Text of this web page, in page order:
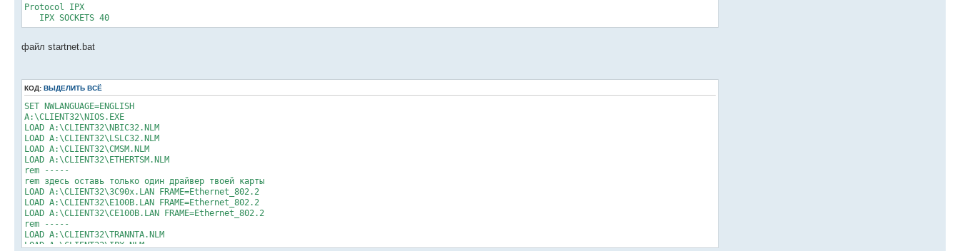
Protocol IPX
IPX SOCKETS 40
файл startnet.bat
КОД: ВЫДЕЛИТЬ ВСЁ
SET NWLANGUAGE=ENGLISH
A:\CLIENT32\NIOS.EXE
LOAD A:\CLIENT32\NBIC32.NLM
LOAD A:\CLIENT32\LSLC32.NLM
LOAD A:\CLIENT32\CMSM.NLM
LOAD A:\CLIENT32\ETHERTSM.NLM
rem -----
rem здесь оставь только один драйвер твоей карты
LOAD A:\CLIENT32\3C90x.LAN FRAME=Ethernet_802.2
LOAD A:\CLIENT32\E100B.LAN FRAME=Ethernet_802.2
LOAD A:\CLIENT32\CE100B.LAN FRAME=Ethernet_802.2
rem -----
LOAD A:\CLIENT32\TRANNTA.NLM
LOAD A:\CLIENT32\IPX.NLM